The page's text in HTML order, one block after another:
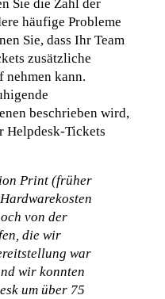
Sie die Zahl der
häufige Probleme
Sie, dass Ihr Team
zusätzliche
kann.
beschrieben wird,
Helpdesk-Tickets
Print (früher
von der
die wir
war
wir konnten
um über 75